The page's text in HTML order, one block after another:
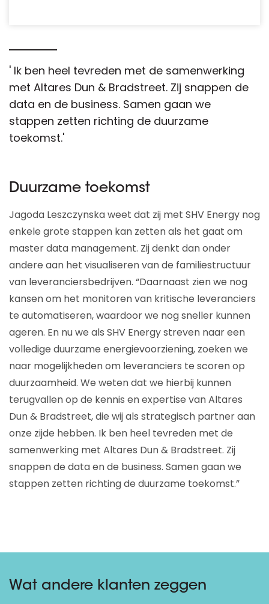
' Ik ben heel tevreden met de samenwerking
met Altares Dun & Bradstreet. Zij snappen de
data en de business. Samen gaan we
stappen zetten richting de duurzame
toekomst.'
Duurzame toekomst
Jagoda Leszczynska weet dat zij met SHV Energy nog
enkele grote stappen kan zetten als het gaat om
master data management. Zij denkt dan onder
andere aan het visualiseren van de familiestructuur
van leveranciersbedrijven. “Daarnaast zien we nog
kansen om het monitoren van kritische leveranciers
te automatiseren, waardoor we nog sneller kunnen
ageren. En nu we als SHV Energy streven naar een
volledige duurzame energievoorziening, zoeken we
naar mogelijkheden om leveranciers te scoren op
duurzaamheid. We weten dat we hierbij kunnen
terugvallen op de kennis en expertise van Altares
Dun & Bradstreet, die wij als strategisch partner aan
onze zijde hebben. Ik ben heel tevreden met de
samenwerking met Altares Dun & Bradstreet. Zij
snappen de data en de business. Samen gaan we
stappen zetten richting de duurzame toekomst.”
Wat andere klanten zeggen